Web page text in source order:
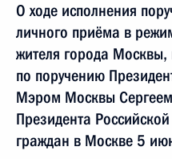
О ходе исполнения
личного приёма в
жителя города Москвы,
по поручению
Мэром Москвы
Президента
граждан в Москве 5